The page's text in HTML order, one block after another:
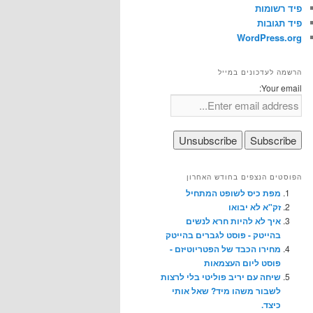
פיד רשומות
פיד תגובות
WordPress.org
הרשמה לעדכונים במייל
Your email:
הפוסטים הנצפים בחודש האחרון
מפת כיס לשופט המתחיל
זק"א לא יבואו
איך לא להיות חרא לנשים
בהייטק - פוסט לגברים בהייטק
מחירו הכבד של הפטריוטיזם -
פוסט ליום העצמאות
שיחה עם יריב פוליטי בלי לרצות
לשבור משהו מיד? שאל אותי
כיצד.